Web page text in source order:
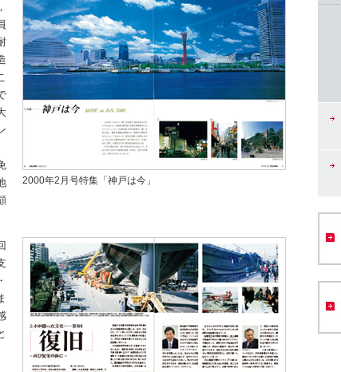
2000年2月号特集「神戸は今」